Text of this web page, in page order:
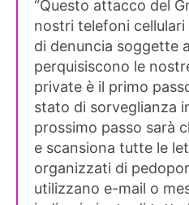
“Questo attacco del
nostri telefoni
di denuncia soggette
perquisiscono le
private è il primo
stato di sorveglianza
prossimo passo sarà
e scansiona tutte le
organizzati di
utilizzano e-mail o